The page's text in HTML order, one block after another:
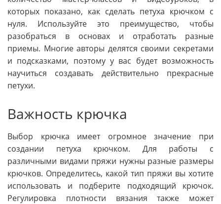
которых показано, как сделать петуха крючком с
нуля. Используйте это преимущество, чтобы
разобраться в основах и отработать разные
приемы. Многие авторы делятся своими секретами
и подсказками, поэтому у вас будет возможность
научиться создавать действительно прекрасные
петухи.
Важность крючка
Выбор крючка имеет огромное значение при
создании петуха крючком. Для работы с
различными видами пряжи нужны разные размеры
крючков. Определитесь, какой тип пряжи вы хотите
использовать и подберите подходящий крючок.
Регулировка плотности вязания также может